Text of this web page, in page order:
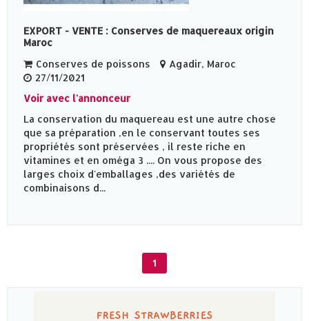
EXPORT - VENTE : Conserves de maquereaux origin
Maroc
Conserves de poissons
Agadir, Maroc
27/11/2021
Voir avec l'annonceur
La conservation du maquereau est une autre chose
que sa préparation ,en le conservant toutes ses
propriétés sont préservées , il reste riche en
vitamines et en oméga 3 .... On vous propose des
larges choix d'emballages ,des variétés de
combinaisons d...
1